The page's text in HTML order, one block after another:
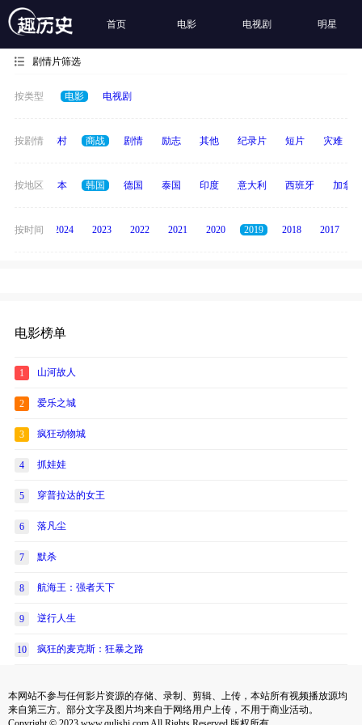
首页 电影 电视剧 明星
剧情片筛选
按类型 电影 电视剧
按剧情
历史 乡村 商战 剧情 励志 其他 纪录片 短片 灾难
按地区
英国 日本 韩国 德国 泰国 印度 意大利 西班牙 加拿大
按时间
2025 2024 2023 2022 2021 2020 2019 2018 2017
电影榜单
1 山河故人
2 爱乐之城
3 疯狂动物城
4 抓娃娃
5 穿普拉达的女王
6 落凡尘
7 默杀
8 航海王：强者天下
9 逆行人生
10 疯狂的麦克斯：狂暴之路
本网站不参与任何影片资源的存储、录制、剪辑、上传，本站所有视频播放源均
来自第三方。部分文字及图片均来自于网络用户上传，不用于商业活动。